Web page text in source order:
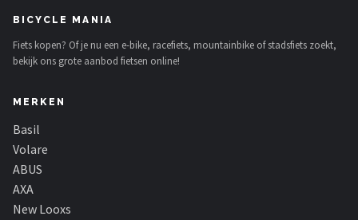
BICYCLE MANIA
Fiets kopen? Of je nu een e-bike, racefiets, mountainbike of stadsfiets zoekt,
bekijk ons grote aanbod fietsen online!
MERKEN
Basil
Volare
ABUS
AXA
New Looxs